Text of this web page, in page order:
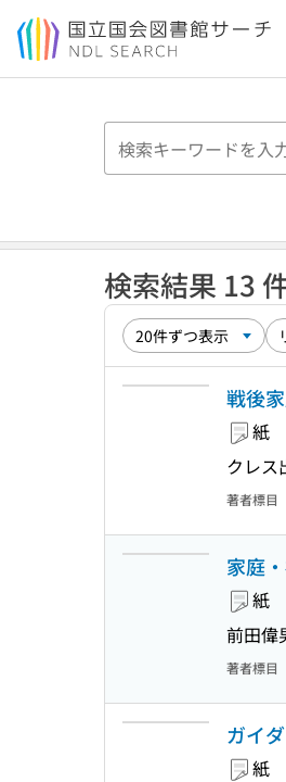
本文へ移動
検索結果 13
戦後
紙
クレス
著者標目
家庭
紙
前田偉
著者標目
ガイ
紙